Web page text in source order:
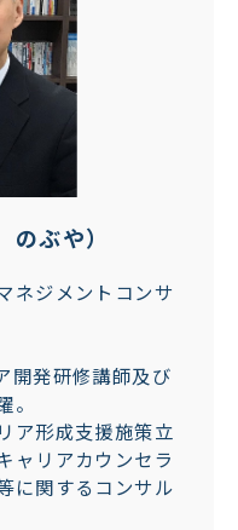
ぶや）
ネジメントコンサ
開発研修講師及び
ア形成支援施策立
ャリアカウンセラ
に関するコンサル